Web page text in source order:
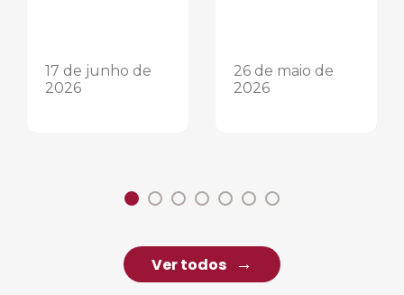
17 de junho de
2026
26 de maio de
2026
Ver todos